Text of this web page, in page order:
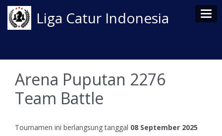
Liga Catur Indonesia
Arena Puputan 2276
Team Battle
Tournamen ini berlangsung tanggal 08 September 2025